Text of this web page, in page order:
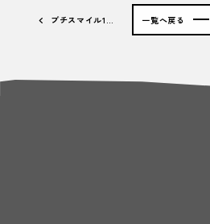
プチスマイル1… 一覧へ戻る